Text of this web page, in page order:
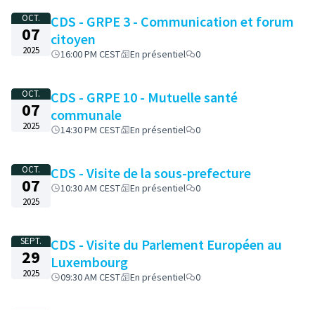
OCT.
07
2025
CDS - GRPE 3 - Communication et forum
citoyen
16:00 PM CEST En présentiel 0
OCT.
07
2025
CDS - GRPE 10 - Mutuelle santé
communale
14:30 PM CEST En présentiel 0
OCT.
07
2025
CDS - Visite de la sous-prefecture
10:30 AM CEST En présentiel 0
SEPT.
29
2025
CDS - Visite du Parlement Européen au
Luxembourg
09:30 AM CEST En présentiel 0